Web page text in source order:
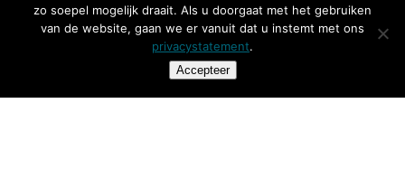
VvDN
Afdeling secretariaatszaken
Ringweistraat 2
zo soepel mogelijk draait. Als u doorgaat met het gebruiken
van de website, gaan we er vanuit dat u instemt met ons
privacystatement.
Accepteer